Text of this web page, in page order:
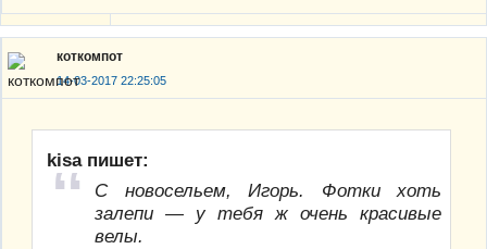
коткомпот
14-03-2017 22:25:05
kisa пишет:
С новосельем, Игорь. Фотки хоть
залепи — у тебя ж очень красивые
велы.